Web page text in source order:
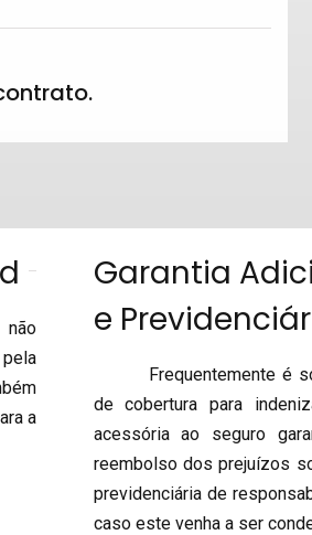
a
Garantia
e
Frequentemente é
de cobertura para
acessória ao seguro
reembolso dos prejuízos
previdenciária de
caso este venha a ser